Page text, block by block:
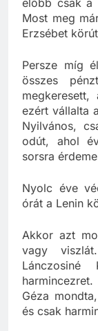
előbb csak a
Most meg
Persze míg
összes
ezért vállalta
Nyilvános,
odút, ahol
Nyolc éve
Akkor azt
vagy
Lánczosiné
Géza